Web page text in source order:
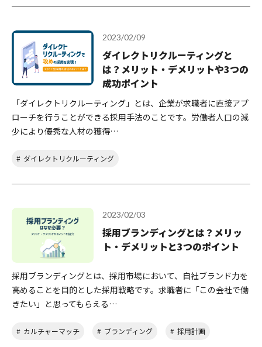
2023/02/09
ダイレクトリクルーティングと
は？メリット・デメリットや3つの
成功ポイント
「ダイレクトリクルーティング」とは、企業が求職者に直接アプ
ローチを行うことができる採用手法のことです。労働者人口の減
少により優秀な人材の獲得…
ダイレクトリクルーティング
2023/02/03
採用ブランディングとは？メリッ
ト・デメリットと3つのポイント
採用ブランディングとは、採用市場において、自社ブランド力を
高めることを目的とした採用戦略です。求職者に「この会社で働
きたい」と思ってもらえる…
カルチャーマッチ ブランディング 採用計画